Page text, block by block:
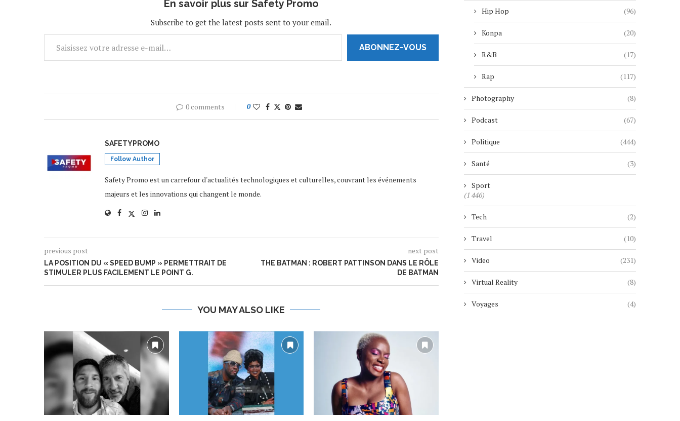
En savoir plus sur Safety Promo
Subscribe to get the latest posts sent to your email.
ABONNEZ-VOUS
0 comments 0
SAFETYPROMO
Follow Author
Safety Promo est un carrefour d'actualités technologiques et culturelles, couvrant les événements
majeurs et les innovations qui changent le monde.
previous post
LA POSITION DU « SPEED BUMP » PERMETTRAIT DE
STIMULER PLUS FACILEMENT LE POINT G.
next post
THE BATMAN : ROBERT PATTINSON DANS LE RÔLE
DE BATMAN
YOU MAY ALSO LIKE
Hip Hop (96)
Konpa (20)
R&B (17)
Rap (117)
Photography (8)
Podcast (67)
Politique (444)
Santé (3)
Sport
(1 446)
Tech (2)
Travel (10)
Video (231)
Virtual Reality (8)
Voyages (4)